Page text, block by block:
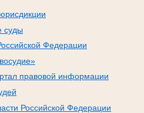
суды
Федерации
правовой информации
Российской Федерации